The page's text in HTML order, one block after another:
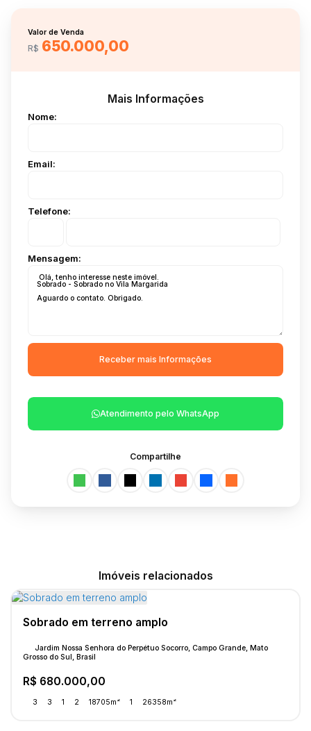
R$ 650.000,00
Valor de Venda
Mais Informações
Nome:
Email:
Telefone:
Mensagem:
Atendimento pelo WhatsApp
Compartilhe
Imóveis relacionados
Sobrado em terreno amplo
R$ 680.000,00
Jardim Nossa Senhora do Perpétuo Socorro, Campo Grande, Mato
Grosso do Sul, Brasil
3 3 1 2 18705m² 1 26358m²